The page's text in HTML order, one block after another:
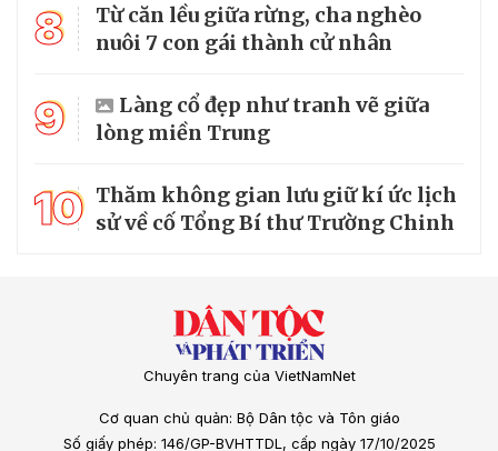
8
Từ căn lều giữa rừng, cha nghèo
nuôi 7 con gái thành cử nhân
9
Làng cổ đẹp như tranh vẽ giữa
lòng miền Trung
10 Thăm không gian lưu giữ kí ức lịch
sử về cố Tổng Bí thư Trường Chinh
Chuyên trang của VietNamNet
Cơ quan chủ quản: Bộ Dân tộc và Tôn giáo
Số giấy phép: 146/GP-BVHTTDL, cấp ngày 17/10/2025